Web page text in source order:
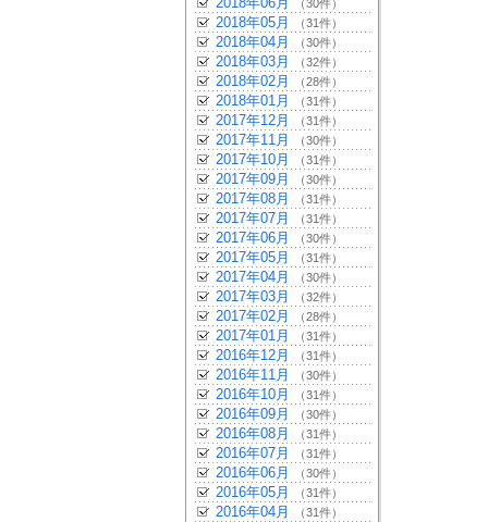
（30件）
2018年05月 （31件）
2018年04月 （30件）
2018年03月 （32件）
2018年02月 （28件）
2018年01月 （31件）
2017年12月 （31件）
2017年11月 （30件）
2017年10月 （31件）
2017年09月 （30件）
2017年08月 （31件）
2017年07月 （31件）
2017年06月 （30件）
2017年05月 （31件）
2017年04月 （30件）
2017年03月 （32件）
2017年02月 （28件）
2017年01月 （31件）
2016年12月 （31件）
2016年11月 （30件）
2016年10月 （31件）
2016年09月 （30件）
2016年08月 （31件）
2016年07月 （31件）
2016年06月 （30件）
2016年05月 （31件）
2016年04月 （31件）